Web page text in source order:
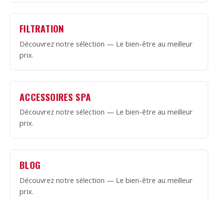
FILTRATION
Découvrez notre sélection — Le bien-être au meilleur
prix.
ACCESSOIRES SPA
Découvrez notre sélection — Le bien-être au meilleur
prix.
BLOG
Découvrez notre sélection — Le bien-être au meilleur
prix.